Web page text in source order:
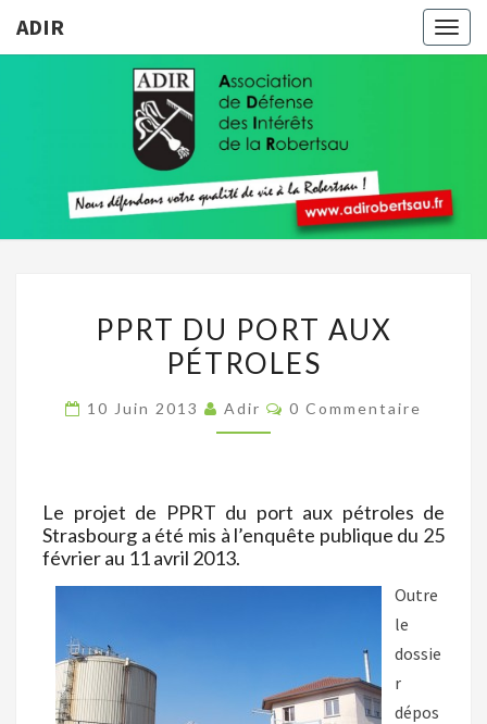
ADIR
ADIR
Votre
Qualité
De Vie À
Robertsau
DU
PORT
PÉTROLES
PPRT DU PORT AUX
PÉTROLES
10 Juin 2013 Adir Commentaires
0 Commentaire
Le projet de PPRT du port aux pétroles de
Strasbourg a été mis à l’enquête publique du 25
février au 11 avril 2013.
Outre
le
dossie
r
dépos